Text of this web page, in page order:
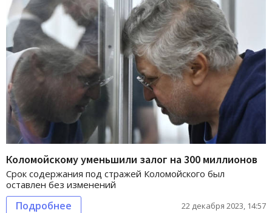
Коломойскому уменьшили залог на 300 миллионов
Срок содержания под стражей Коломойского был
оставлен без изменений
Подробнее 22 декабря 2023, 14:57